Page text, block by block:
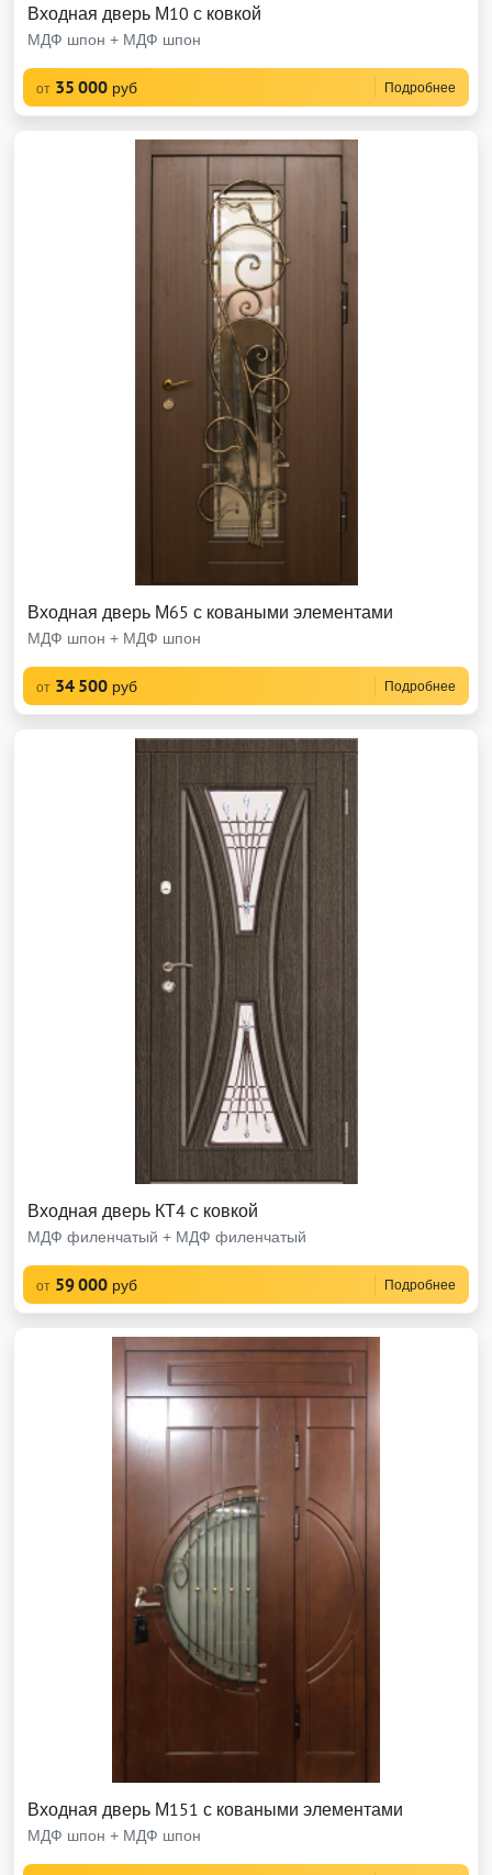
Входная дверь М10 с ковкой
МДФ шпон + МДФ шпон
от 35 000 руб Подробнее
Входная дверь М65 с коваными элементами
МДФ шпон + МДФ шпон
от 34 500 руб Подробнее
Входная дверь КТ4 с ковкой
МДФ филенчатый + МДФ филенчатый
от 59 000 руб Подробнее
Входная дверь М151 с коваными элементами
МДФ шпон + МДФ шпон